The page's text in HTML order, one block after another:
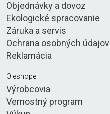
Objednávky a dovoz
Ekologické spracovanie
Záruka a servis
Ochrana osobných údajov
Reklamácia
O eshope
Výrobcovia
Vernostný program